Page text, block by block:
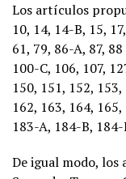
Los artículos
10, 14, 14-B, 15,
61, 79, 86-A, 87,
100-C, 106, 107,
150, 151, 152,
162, 163, 164,
183-A, 184-B,
De igual modo,